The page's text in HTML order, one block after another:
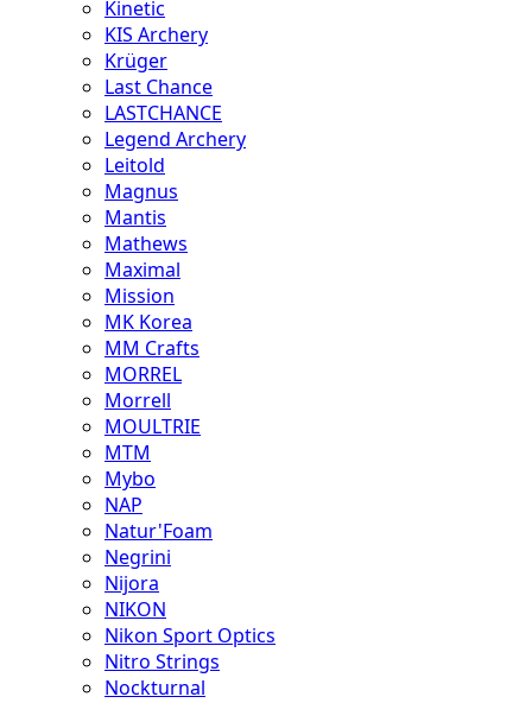
Kinetic
KIS Archery
Krüger
Last Chance
LASTCHANCE
Legend Archery
Leitold
Magnus
Mantis
Mathews
Maximal
Mission
MK Korea
MM Crafts
MORREL
Morrell
MOULTRIE
MTM
Mybo
NAP
Natur'Foam
Negrini
Nijora
NIKON
Nikon Sport Optics
Nitro Strings
Nockturnal